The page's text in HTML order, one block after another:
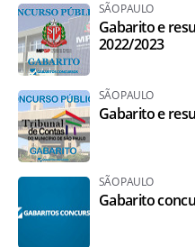
SÃO PAULO
Gabarito e
2022/2023
SÃO PAULO
Gabarito e
SÃO PAULO
Gabarito